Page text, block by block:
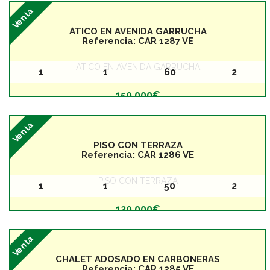
ÁTICO EN AVENIDA GARRUCHA
Referencia: CAR 1287 VE
ÁTICO EN AVENIDA GARRUCHA
Venta
150.000€
1 1 60
Superficie
2
PISO CON TERRAZA
Referencia: CAR 1286 VE
PISO CON TERRAZA
Venta
120.000€
1 1 50
Superficie
2
CHALET ADOSADO EN CARBONERAS
Venta